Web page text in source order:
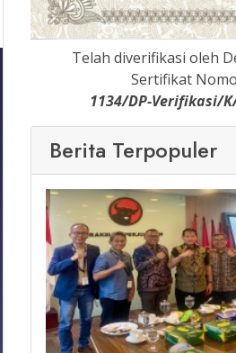
Telah diverifikasi oleh
Sertifikat
1134/DP-Verifikasi/
Berita Terpopuler